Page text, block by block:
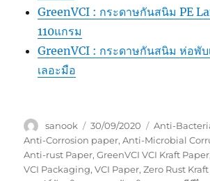
GreenVCI : กระดาษกันสนิม PE
110แกรม
GreenVCI : กระดาษกันสนิม ห่อพับ
เลอะมือ
Author
sanook
Posted
on
30/09/2020 Tags
Anti-
Anti-Corrosion paper,Anti-Microbial
Anti-rust Paper,GreenVCI VCI Kraft Paper
VCI Packaging,VCI Paper,Zero Rust